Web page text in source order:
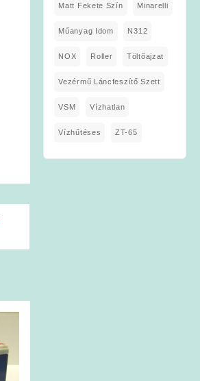
Matt Fekete Szín Minarelli
Műanyag Idom N312
NOX Roller Töltőajzat
Vezérmű Láncfeszítő Szett
VSM Vízhatlan
Vízhűtéses ZT-65